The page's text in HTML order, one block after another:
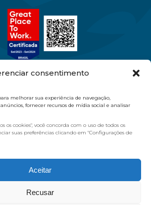
consentimento
melhorar sua experiência de navegação,
fornecer recursos de mídia social e analisar
os cookies", você concorda com o uso de todos os
suas preferências clicando em "Configurações de
Aceitar
Recusar
11 2084.5454
11 97386-9570
Jácome, 26 - Moóca - São Paulo/SP